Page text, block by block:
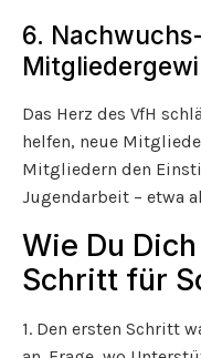
6.
Das Herz des VfH
helfen, neue
Mitgliedern den
Jugendarbeit – etwa
Wie Du
Schritt für
1. Den ersten Schritt